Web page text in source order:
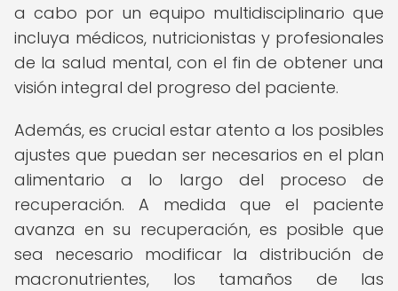
a cabo por un equipo multidisciplinario que
incluya médicos, nutricionistas y profesionales
de la salud mental, con el fin de obtener una
visión integral del progreso del paciente.
Además, es crucial estar atento a los posibles
ajustes que puedan ser necesarios en el plan
alimentario a lo largo del proceso de
recuperación. A medida que el paciente
avanza en su recuperación, es posible que
sea necesario modificar la distribución de
macronutrientes, los tamaños de las